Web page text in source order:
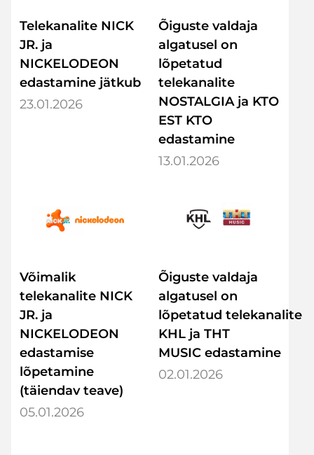
Telekanalite NICK
JR. ja
NICKELODEON
edastamine jätkub
23.01.2026
Õiguste valdaja
algatusel on
lõpetatud
telekanalite
NOSTALGIA ja KTO
EST KTO
edastamine
13.01.2026
Võimalik
telekanalite NICK
JR. ja
NICKELODEON
edastamise
lõpetamine
(täiendav teave)
05.01.2026
Õiguste valdaja
algatusel on
lõpetatud telekanalite
KHL ja THT
MUSIC edastamine
02.01.2026